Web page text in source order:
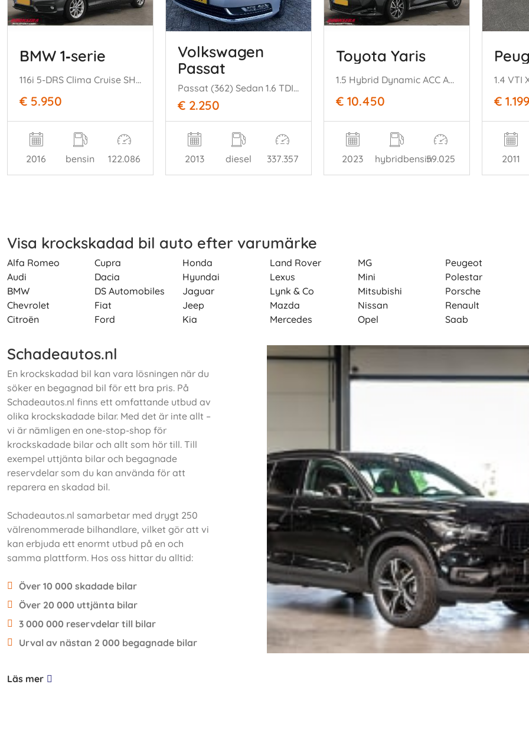
BMW 1‑serie
116i 5-DRS Clima Cruise SHZ PDC
€ 5.950
2016 bensin 122.086
Volkswagen
Passat
Passat (362) Sedan 1.6 TDI 16V Bluemotion (CAYC(Euro 5)) [77kW] (08-2= 010/12-2014)
€ 2.250
2013 diesel 337.357
Toyota Yaris
1.5 Hybrid Dynamic ACC Apple/Android Camera
€ 10.450
2023 hybridbensin59.025
1.4 VTI
€ 1.199
2011
Visa krockskadad bil auto efter varumärke
Alfa Romeo
Audi
BMW
Chevrolet
Citroën
Cupra
Dacia
DS Automobiles
Fiat
Ford
Honda
Hyundai
Jaguar
Jeep
Kia
Land Rover
Lexus
Lynk & Co
Mazda
Mercedes
MG
Mini
Mitsubishi
Nissan
Opel
Peugeot
Polestar
Porsche
Renault
Saab
Schadeautos.nl
En krockskadad bil kan vara lösningen när du
söker en begagnad bil för ett bra pris. På
Schadeautos.nl finns ett omfattande utbud av
olika krockskadade bilar. Med det är inte allt –
vi är nämligen en one-stop-shop för
krockskadade bilar och allt som hör till. Till
exempel uttjänta bilar och begagnade
reservdelar som du kan använda för att
reparera en skadad bil.
Schadeautos.nl samarbetar med drygt 250
välrenommerade bilhandlare, vilket gör att vi
kan erbjuda ett enormt utbud på en och
samma plattform. Hos oss hittar du alltid:
Över 10 000 skadade bilar
Över 20 000 uttjänta bilar
3 000 000 reservdelar till bilar
Urval av nästan 2 000 begagnade bilar
Läs mer